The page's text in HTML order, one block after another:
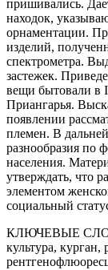
пришивались.
находок,
орнаментации.
изделий,
спектрометра.
застежек.
вещи бытовали в
Приангарья.
появлении
племен. В
разнообразия по
населения.
утверждать, что
элементом
социальный
КЛЮЧЕВЫЕ
культура, курган,